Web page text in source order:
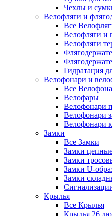
Чехлы и
Велофляги и
Все
Велофляги и
Велофляги
Гидратация
Велофонари и
Все
Велофары
Велофонари
Велофонари
Велофонари
Замки
Все Замки
Замки цепные
Замки
Замки U-
Замки
Крылья
Все Крылья
Крылья 26